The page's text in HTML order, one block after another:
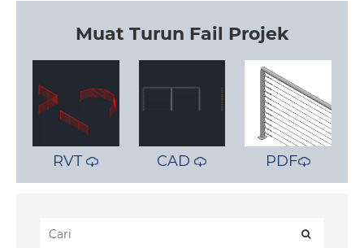
Muat Turun Fail Projek
RVT  CAD  PDF